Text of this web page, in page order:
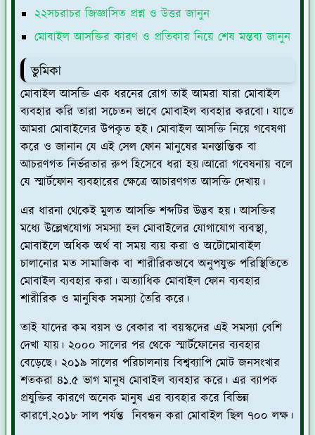
২২সচরাচর জিজ্ঞাসিত প্রশ্ন ও উত্তর জানুন
মোবাইল আসক্তির কারণ ও প্রতিকার নিয়ে শেষ মন্তব্য জানুন
ভুমিকা
মোবাইল আসক্তি এক ধরনের রোগ তাই আমরা যারা মোবাইল
ব্যবহার করি তারা সচেতন ভাবে মোবাইল ব্যবহার করবো। যাতে
আমরা মোবাইলের উপকৃত হই। মোবাইল আসক্তি নিয়ে গবেষণা
করে ও জানান যে এই সেল ফোন মানুষের মনস্তান্তিক বা
আচরণগত নির্ভরতার রুপ হিসেবে ধরা হয়।আরো গবেষনায় বলে
যে স্মার্টফোন ব্যবহারের ক্ষেত্রে আচারণগত আসক্তি দেখায়।
এর ধারনা থেকেই মুলত আসক্তি শব্দটির উদ্ভব হয়। আসক্তির
মধ্যে উল্লেখযোগ্য সমস্যা হল মোবাইলের যোগাযোগ ব্যবস্থা,
মোবাইলে অধিক অর্থ বা সময় ব্যয় করা ও অটোমোবাইল
চালানোর মত সামাজিক বা শারীরিকভাবে অনুপযুক্ত পরিস্থিতিতে
মোবাইল ব্যবহার করা। অত্যাধিক মোবাইল ফোন ব্যবহার
শারীরিক ও মানুষিক সমস্যা তৈরি করে।
তাই যাদের কম বয়স ও বেকার বা বয়স্কদের এই সমস্যা বেশি
দেখা যায়। ২০০০ সালের পর থেকে স্মার্টফোনের ব্যবহার
বেড়েছে। ২০১৯ সালের পরিচালনায় বিশ্বব্যাপি মোট জনসংখার
শতকরা ৪১.৫ ভাগ মানুষ মোবাইল ব্যবহার করে। এর ব্যাপক
প্রযুক্তির কারণে অনেক মানুষ এর ব্যবহার করে বিভিন্ন
কারণে.২০১৮ সাল পর্যন্ত নিবন্ধন করা মোবাইল ছিল ৭০০ লক্ষ।